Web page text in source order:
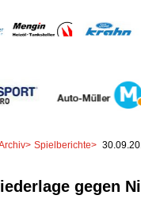
> Spielberichte>
gegen